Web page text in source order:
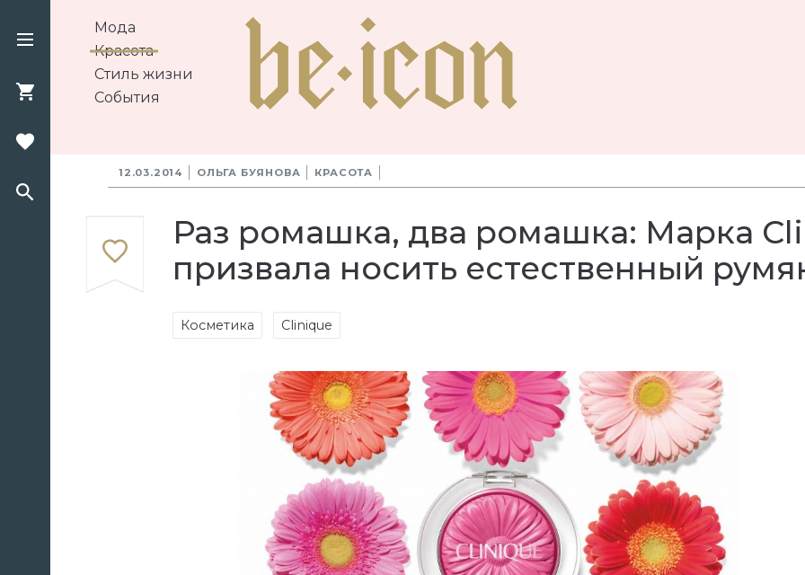
Мода
Красота
Стиль жизни
События
12.03.2014 ОЛЬГА БУЯНОВА КРАСОТА
Раз ромашка, два ромашка: Марка
призвала носить естественный
Косметика Clinique